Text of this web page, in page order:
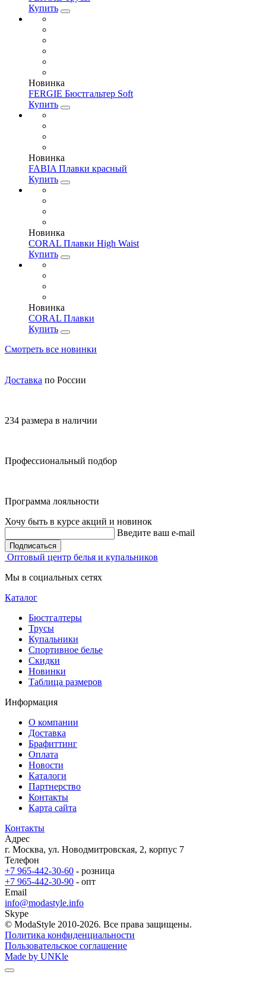
Купить
Новинка
FERGIE Бюстгальтер Soft
Купить
Новинка
FABIA Плавки красный
Купить
Новинка
CORAL Плавки High Waist
Купить
Новинка
CORAL Плавки
Купить
Смотреть все новинки
Доставка по России
234 размера в наличии
Профессиональный подбор
Программа лояльности
Хочу быть в курсе акций и новинок
Введите ваш e-mail
Подписаться
Оптовый центр белья и купальников
Мы в социальных сетях
Каталог
Бюстгалтеры
Трусы
Купальники
Спортивное белье
Скидки
Новинки
Таблица размеров
Информация
О компании
Доставка
Брафиттинг
Оплата
Новости
Каталоги
Партнерство
Контакты
Карта сайта
Контакты
Адрес
г. Москва, ул. Новодмитровская, 2, корпус 7
Телефон
+7 965-442-30-60 - розница
+7 965-442-30-90 - опт
Email
info@modastyle.info
Skype
© ModaStyle 2010-2026. Все права защищены.
Политика конфиденциальности
Пользовательское соглашение
Made by UNKle